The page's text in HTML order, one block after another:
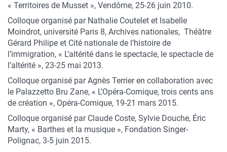
« Territoires de Musset », Vendôme, 25-26 juin 2010.
Colloque organisé par Nathalie Coutelet et Isabelle
Moindrot, université Paris 8, Archives nationales, Théâtre
Gérard Philipe et Cité nationale de l’histoire de
l’immigration, « L’altérité dans le spectacle, le spectacle de
l’altérité », 23-25 mai 2013.
Colloque organisé par Agnès Terrier en collaboration avec
le Palazzetto Bru Zane, « L’Opéra-Comique, trois cents ans
de création », Opéra-Comique, 19-21 mars 2015.
Colloque organisé par Claude Coste, Sylvie Douche, Éric
Marty, « Barthes et la musique », Fondation Singer-
Polignac, 3-5 juin 2015.